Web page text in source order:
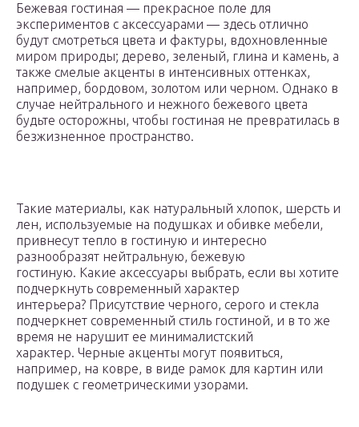
Бежевая гостиная — прекрасное поле для
экспериментов с аксессуарами — здесь отлично
будут смотреться цвета и фактуры, вдохновленные
миром природы; дерево, зеленый, глина и камень, а
также смелые акценты в интенсивных оттенках,
например, бордовом, золотом или черном. Однако в
случае нейтрального и нежного бежевого цвета
будьте осторожны, чтобы гостиная не превратилась в
безжизненное пространство.
Такие материалы, как натуральный хлопок, шерсть и
лен, используемые на подушках и обивке мебели,
привнесут тепло в гостиную и интересно
разнообразят нейтральную, бежевую
гостиную. Какие аксессуары выбрать, если вы хотите
подчеркнуть современный характер
интерьера? Присутствие черного, серого и стекла
подчеркнет современный стиль гостиной, и в то же
время не нарушит ее минималистский
характер. Черные акценты могут появиться,
например, на ковре, в виде рамок для картин или
подушек с геометрическими узорами.